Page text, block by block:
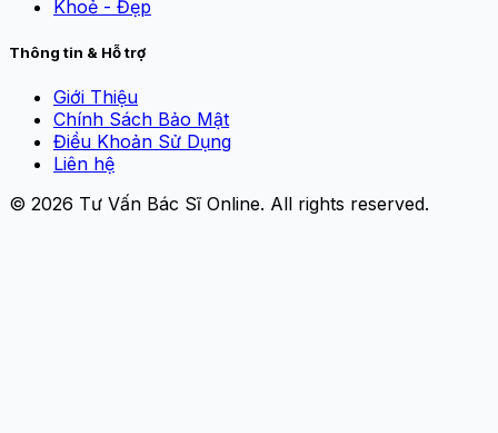
Khoẻ - Đẹp
Thông tin & Hỗ trợ
Giới Thiệu
Chính Sách Bảo Mật
Điều Khoản Sử Dụng
Liên hệ
© 2026 Tư Vấn Bác Sĩ Online. All rights reserved.